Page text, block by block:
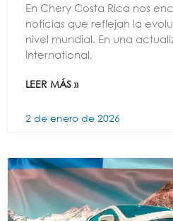
En Chery Costa Rica nos
noticias que reflejan la
nivel mundial. En una
International,
LEER MÁS »
2 de enero de 2026